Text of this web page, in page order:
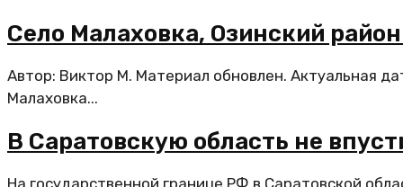
Село Малаховка, Озинский
Автор: Виктор М. Материал обновлен. Актуальная
Малаховка...
В Саратовскую область не